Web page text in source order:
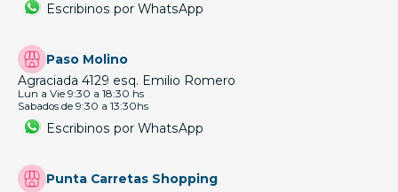
Escribinos por WhatsApp
Paso Molino
Agraciada 4129 esq. Emilio Romero
Lun a Vie 9:30 a 18:30 hs
Sabados de 9:30 a 13:30hs
Escribinos por WhatsApp
Punta Carretas Shopping